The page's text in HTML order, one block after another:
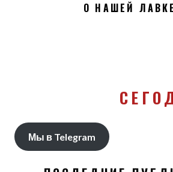
О НАШЕЙ
Мы в Telegram